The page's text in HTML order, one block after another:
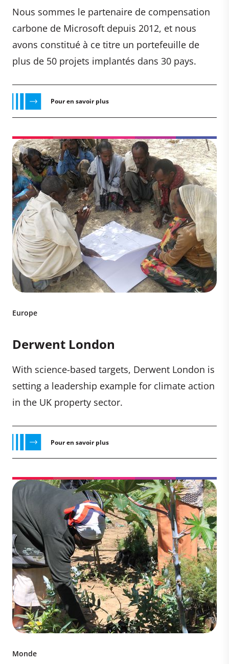
Nous sommes le partenaire de compensation
carbone de Microsoft depuis 2012, et nous
avons constitué à ce titre un portefeuille de
plus de 50 projets implantés dans 30 pays.
Pour en savoir plus
Europe
Derwent London
With science-based targets, Derwent London is
setting a leadership example for climate action
in the UK property sector.
Pour en savoir plus
Monde